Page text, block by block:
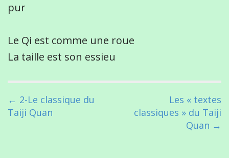
pur
Le Qi est comme une roue
La taille est son essieu
P
o
← 2-Le classique du
Taiji Quan
Les « textes
classiques » du Taiji
Quan →